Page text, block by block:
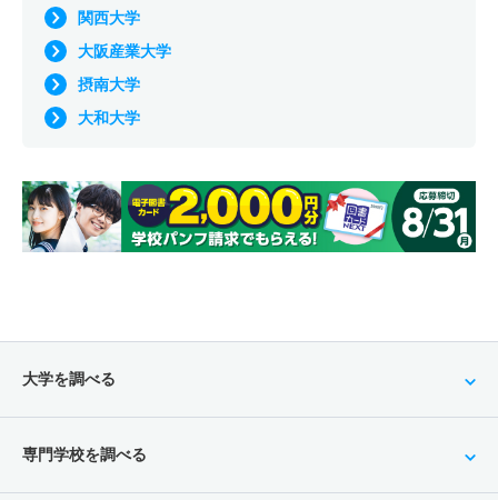
関西大学
大阪産業大学
摂南大学
大和大学
大学を調べる
専門学校を調べる